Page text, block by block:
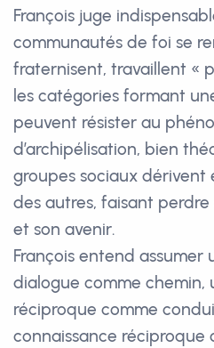
François juge
communautés de foi se
fraternisent, travaillent «
les catégories formant
peuvent résister au
d’archipélisation, bien
groupes sociaux dérivent
des autres, faisant
et son avenir.
François entend assumer
dialogue comme chemin,
réciproque comme
connaissance réciproque